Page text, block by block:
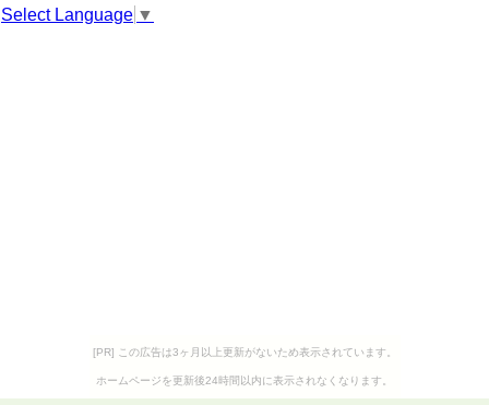
Select Language ▼
[PR] この広告は3ヶ月以上更新がないため表示されています。
ホームページを更新後24時間以内に表示されなくなります。